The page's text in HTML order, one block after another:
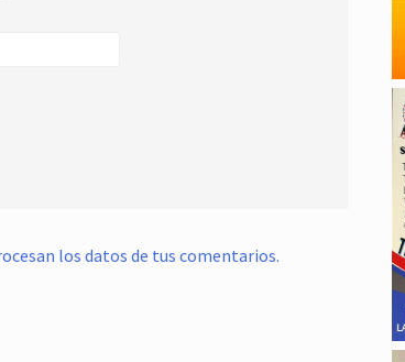
los datos de tus comentarios.